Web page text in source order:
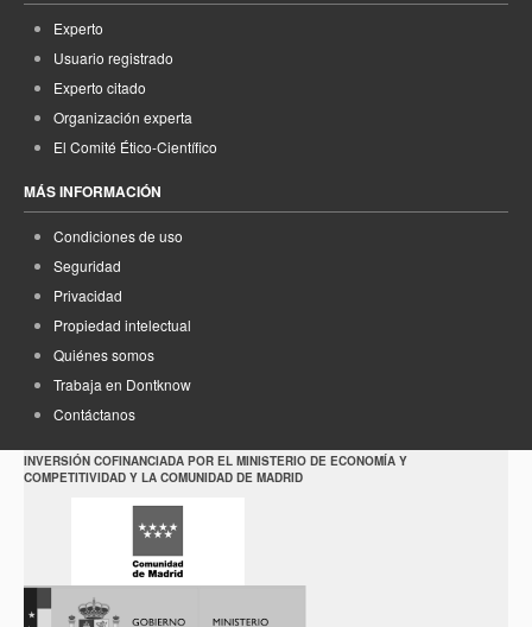
Experto
Usuario registrado
Experto citado
Organización experta
El Comité Ético-Científico
MÁS INFORMACIÓN
Condiciones de uso
Seguridad
Privacidad
Propiedad intelectual
Quiénes somos
Trabaja en Dontknow
Contáctanos
INVERSIÓN COFINANCIADA POR EL MINISTERIO DE ECONOMÍA Y
COMPETITIVIDAD Y LA COMUNIDAD DE MADRID